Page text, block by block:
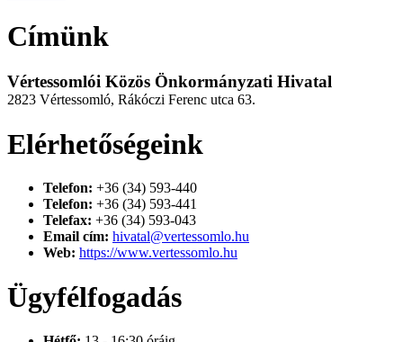
Címünk
Vértessomlói Közös Önkormányzati Hivatal
2823 Vértessomló, Rákóczi Ferenc utca 63.
Elérhetőségeink
Telefon: +36 (34) 593-440
Telefon: +36 (34) 593-441
Telefax: +36 (34) 593-043
Email cím: hivatal@vertessomlo.hu
Web: https://www.vertessomlo.hu
Ügyfélfogadás